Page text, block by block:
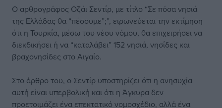
Ο αρθρογράφος Οζάι Σεντίρ, με τίτλο “Σε πόσα νησιά
της Ελλάδας θα “πέσουμε”;”, ειρωνεύεται την εκτίμηση
ότι η Τουρκία, μέσω του νέου νόμου, θα επιχειρήσει να
διεκδικήσει ή να “καταλάβει” 152 νησιά, νησίδες και
βραχονησίδες στο Αιγαίο.
Στο άρθρο του, ο Σεντίρ υποστηρίζει ότι η ανησυχία
αυτή είναι υπερβολική και ότι η Άγκυρα δεν
προετοιμάζει ένα επεκτατικό νομοσχέδιο, αλλά ένα